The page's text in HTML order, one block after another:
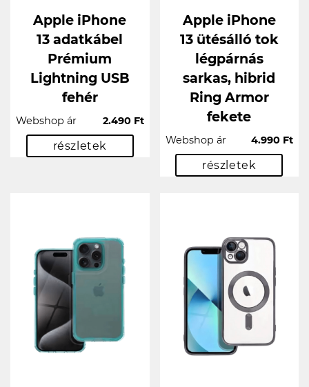
Apple iPhone
13 adatkábel
Prémium
Lightning USB
fehér
Webshop ár 2.490 Ft
részletek
Apple iPhone
13 ütésálló tok
légpárnás
sarkas, hibrid
Ring Armor
fekete
Webshop ár 4.990 Ft
részletek